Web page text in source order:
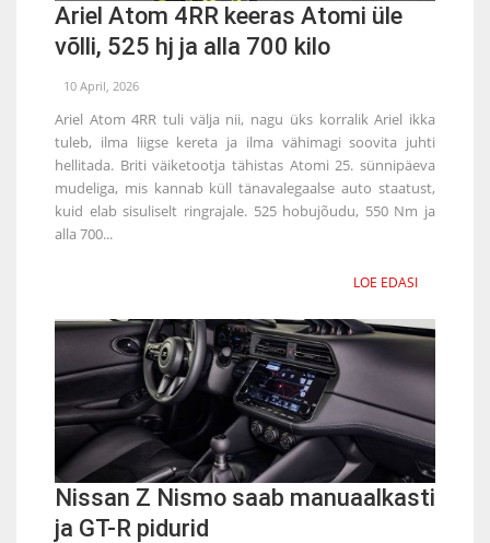
Ariel Atom 4RR keeras Atomi üle
võlli, 525 hj ja alla 700 kilo
10 April, 2026
Ariel Atom 4RR tuli välja nii, nagu üks korralik Ariel ikka
tuleb, ilma liigse kereta ja ilma vähimagi soovita juhti
hellitada. Briti väiketootja tähistas Atomi 25. sünnipäeva
mudeliga, mis kannab küll tänavalegaalse auto staatust,
kuid elab sisuliselt ringrajale. 525 hobujõudu, 550 Nm ja
alla 700...
LOE EDASI
Nissan Z Nismo saab manuaalkasti
ja GT-R pidurid